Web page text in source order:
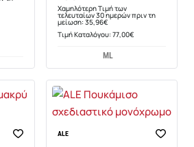
Χαμηλότερη Τιμή των
τελευταίων 30 ημερών πριν τη
μείωση: 35,96€
Τιμή Καταλόγου: 77,00€
M L
ALE